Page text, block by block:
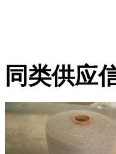
同类供应